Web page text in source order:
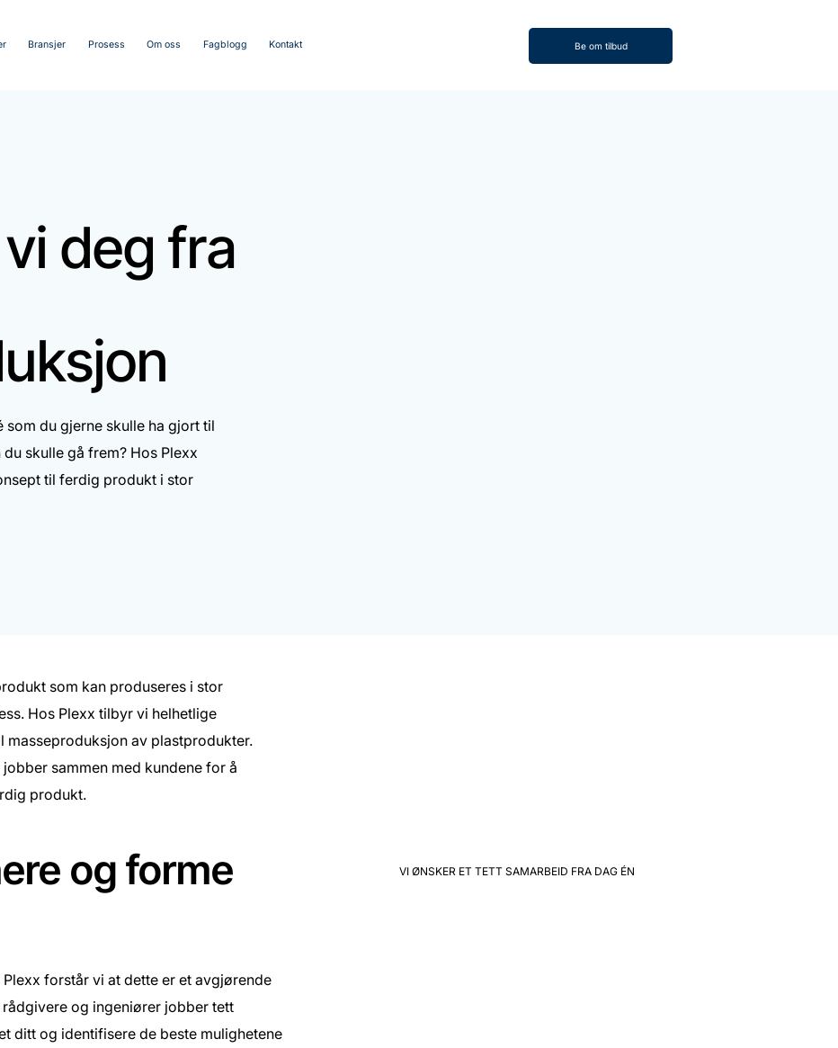
Bransjer Prosess Om oss Fagblogg Kontakt Be om tilbud
deg fra
du gjerne skulle ha gjort til
skulle gå frem? Hos Plexx
til ferdig produkt i stor
som kan produseres i stor
Hos Plexx tilbyr vi helhetlige
av plastprodukter.
sammen med kundene for å
produkt.
og forme
forstår vi at dette er et avgjørende
og ingeniører jobber tett
ditt og identifisere de beste mulighetene
VI ØNSKER ET TETT SAMARBEID FRA DAG ÉN